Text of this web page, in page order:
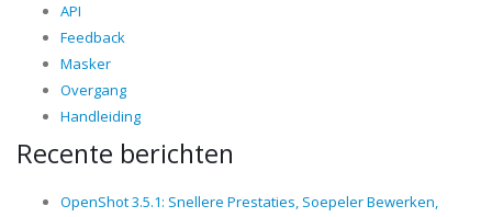
API
Feedback
Masker
Overgang
Handleiding
Recente berichten
OpenShot 3.5.1: Snellere Prestaties, Soepeler Bewerken,